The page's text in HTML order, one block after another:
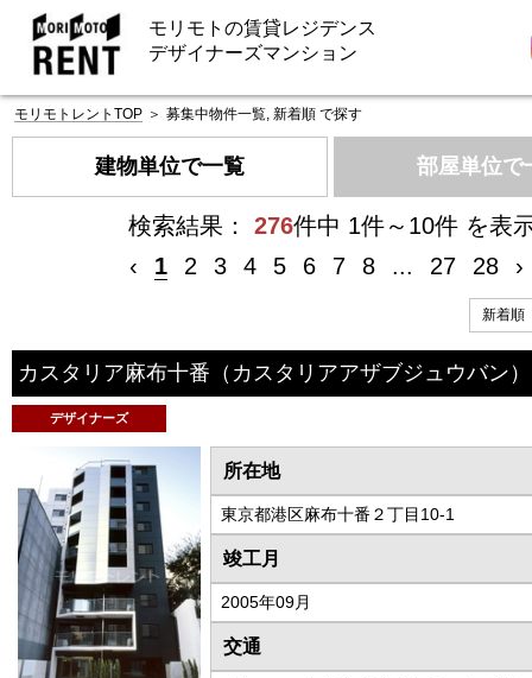
モリモトの賃貸レジデンス
デザイナーズマンション
モリモトレントTOP ＞ 募集中物件一覧, 新着順 で探す
建物単位で一覧 部屋単位で
検索結果： 276件中 1件～10件 を表
‹
1 2 3 4 5 6 7 8 ... 27 28 ›
カスタリア麻布十番 （カスタリアアザブジュウバン）
デザイナーズ
所在地
東京都港区麻布十番２丁目10-1
竣工月
2005年09月
交通